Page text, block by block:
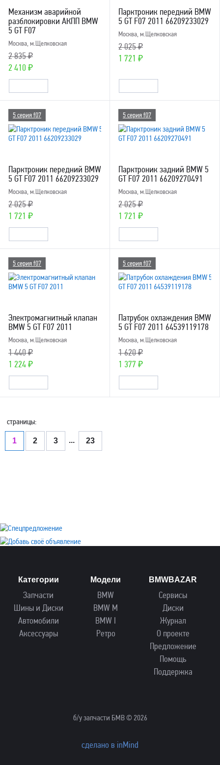
Механизм аварийной
разблокировки АКПП BMW
5 GT F07
Москва, м.Щелковская
2 835 ₽
2 410 ₽
Парктроник передний BMW
5 GT F07 2011 66209233029
Москва, м.Щелковская
2 025 ₽
1 721 ₽
5 серия f07
Парктроник передний BMW
5 GT F07 2011 66209233029
Москва, м.Щелковская
2 025 ₽
1 721 ₽
5 серия f07
Парктроник задний BMW 5
GT F07 2011 66209270491
Москва, м.Щелковская
2 025 ₽
1 721 ₽
5 серия f07
Электромагнитный клапан
BMW 5 GT F07 2011
Москва, м.Щелковская
1 440 ₽
1 224 ₽
5 серия f07
Патрубок охлаждения BMW
5 GT F07 2011 64539119178
Москва, м.Щелковская
1 620 ₽
1 377 ₽
страницы:
1 2 3 ... 23
Категории
Запчасти
Шины и Диски
Автомобили
Аксессуары
Модели
BMW
BMW M
BMW I
Ретро
BMWBAZAR
Сервисы
Диски
Журнал
О проекте
Предложение
Помощь
Поддержка
б/у запчасти БМВ © 2026
сделано в inMind